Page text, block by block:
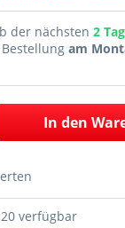
der nächsten 2
am
In den
20 verfügbar